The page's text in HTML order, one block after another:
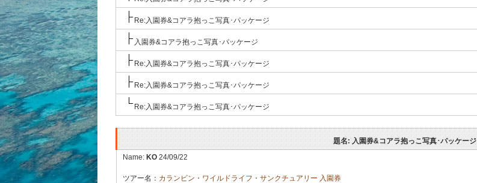
Re:入園券&コアラ抱っこ写真･パッケージ
入園券&コアラ抱っこ写真･パッケージ
Re:入園券&コアラ抱っこ写真･パッケージ
Re:入園券&コアラ抱っこ写真･パッケージ
Re:入園券&コアラ抱っこ写真･パッケージ
題名: 入園券&コアラ抱っこ写真･パッケージ
Name: KO 24/09/22
ツアー名： カランビン・ワイルドライフ・サンクチュアリー 入園券